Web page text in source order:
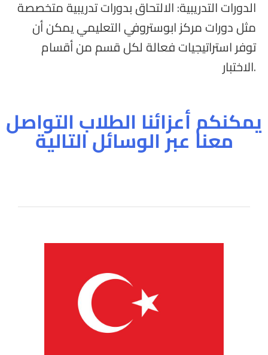
الدورات التدريبية: الالتحاق بدورات تدريبية متخصصة
مثل دورات مركز ابوستروفي التعليمي يمكن أن
توفر استراتيجيات فعالة لكل قسم من أقسام
الاختبار.
يمكنكم أعزائنا الطلاب التواصل
معنا عبر الوسائل التالية